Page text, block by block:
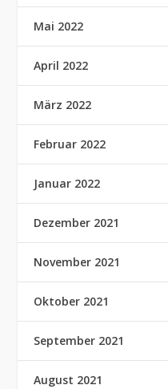
Mai 2022
April 2022
März 2022
Februar 2022
Januar 2022
Dezember 2021
November 2021
Oktober 2021
September 2021
August 2021